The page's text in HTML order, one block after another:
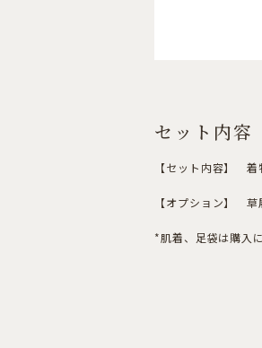
セット内容
【セット内容】 着
【オプション】
*肌着、足袋は購入